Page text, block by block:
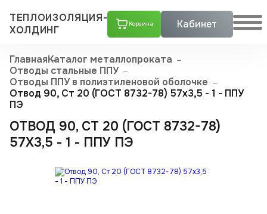
ТЕПЛОИЗОЛЯЦИЯ-
ХОЛДИНГ
Корзина Кабинет
ГлавнаяКаталог металлопроката
Отводы стальные ППУ
Отводы ППУ в полиэтиленовой оболочке
Отвод 90, Ст 20 (ГОСТ 8732-78) 57х3,5 - 1 - ППУ
ПЭ
ОТВОД 90, СТ 20 (ГОСТ 8732-78)
57Х3,5 - 1 - ППУ ПЭ